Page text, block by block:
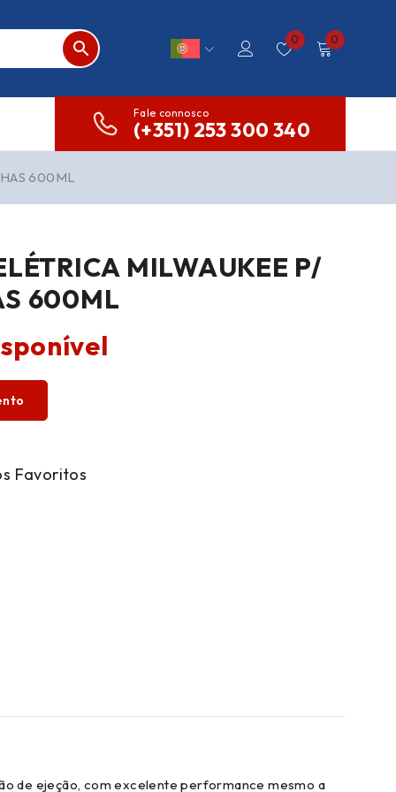
0 0
Fale connosco
(+351) 253 300 340
600ML
MILWAUKEE P/
600ML
de ejeção, com excelente performance mesmo a